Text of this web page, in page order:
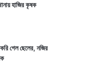
হাজির কৃষক
গেল ছেলের, নজির